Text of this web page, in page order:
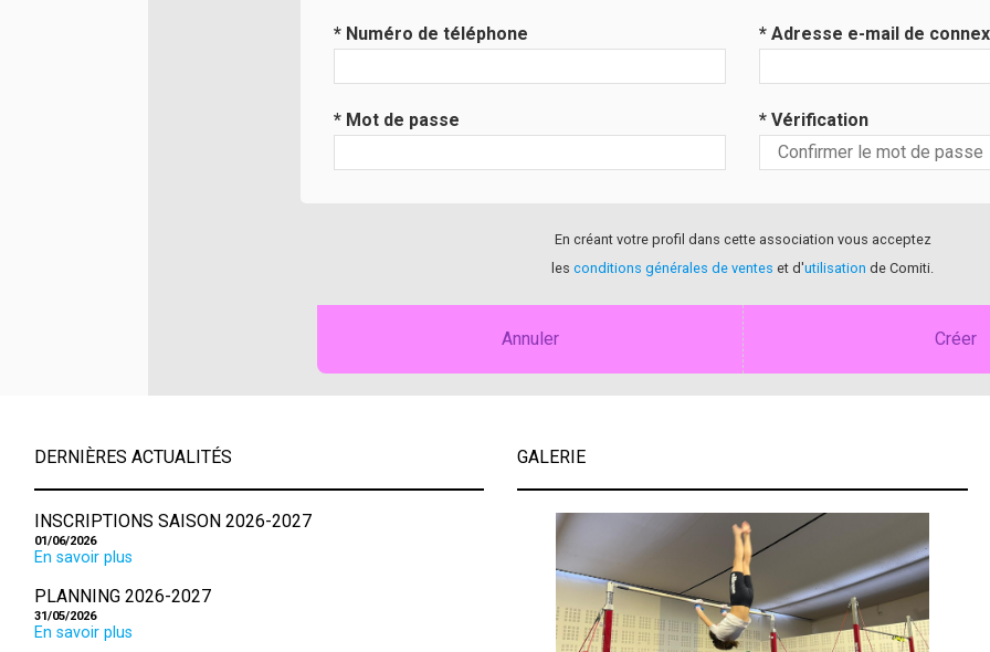
* Numéro de téléphone * Adresse e-mail de
* Mot de passe * Vérification
En créant votre profil dans cette association vous acceptez
les conditions générales de ventes et d'utilisation de Comiti.
Annuler Créer
DERNIÈRES ACTUALITÉS
INSCRIPTIONS SAISON 2026-2027
01/06/2026
En savoir plus
PLANNING 2026-2027
31/05/2026
En savoir plus
GALERIE